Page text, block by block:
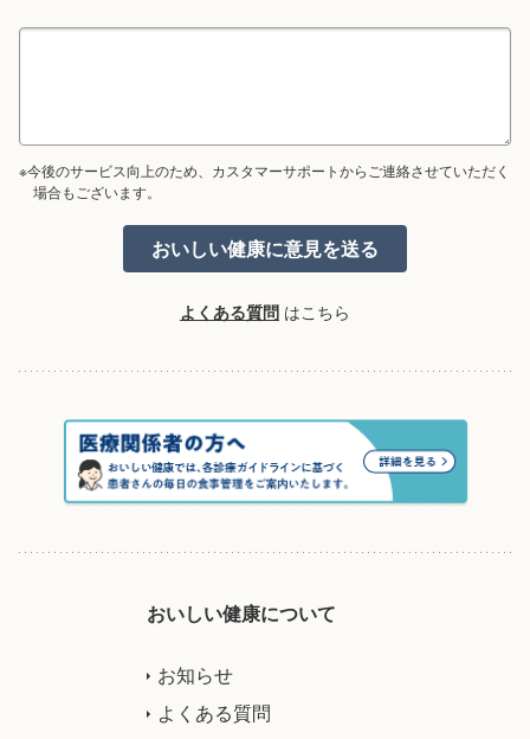
※今後のサービス向上のため、カスタマーサポートからご連絡させていただく
場合もございます。
よくある質問 はこちら
おいしい健康について
お知らせ
よくある質問